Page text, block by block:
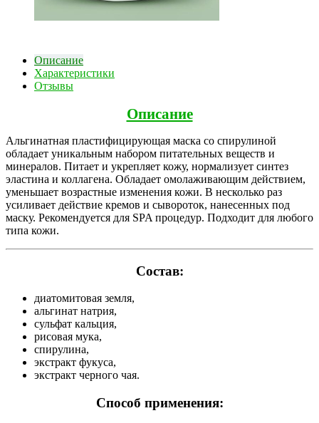
Описание
Характеристики
Отзывы
Описание
Альгинатная пластифицирующая маска со спирулиной
обладает уникальным набором питательных веществ и
минералов. Питает и укрепляет кожу, нормализует синтез
эластина и коллагена. Обладает омолаживающим действием,
уменьшает возрастные изменения кожи. В несколько раз
усиливает действие кремов и сывороток, нанесенных под
маску. Рекомендуется для SPA процедур. Подходит для любого
типа кожи.
Состав:
диатомитовая земля,
альгинат натрия,
сульфат кальция,
рисовая мука,
спирулина,
экстракт фукуса,
экстракт черного чая.
Способ применения: